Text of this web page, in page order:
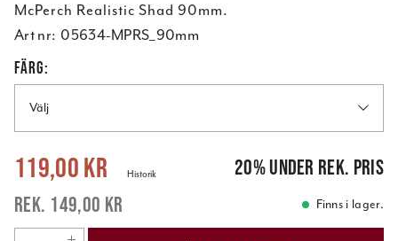
McPerch Realistic Shad 90mm.
Art nr: 05634-MPRS_90mm
FÄRG:
Välj
Nuvarande pris:119,00 kr 149,00 kr
119,00 kr
149,00 kr
Historik 20%under rek. pris
Finns i lager.